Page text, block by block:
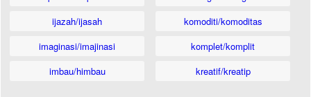
ijazah/ijasah
imaginasi/imajinasi
imbau/himbau
komoditi/komoditas
komplet/komplit
kreatif/kreatip